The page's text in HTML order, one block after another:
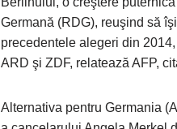
Germană (RDG), reuşind să
precedentele alegeri din
ARD şi ZDF, relatează AFP,
Alternativa pentru Germania